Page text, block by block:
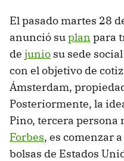
El pasado martes 28
anunció suplan para
de junio su sede
con el objetivo de
Ámsterdam,
Posteriormente, la
Pino, tercera persona
Forbes, es comenzar
bolsas de Estados